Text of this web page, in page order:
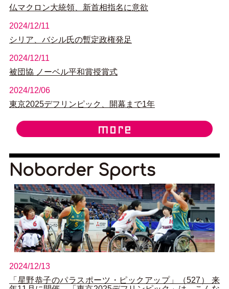
仏マクロン大統領、新首相指名に意欲
2024/12/11
シリア、バシル氏の暫定政権発足
2024/12/11
被団協 ノーベル平和賞授賞式
2024/12/06
東京2025デフリンピック、開幕まで1年
more
Noborder Sports
2024/12/13
「星野恭子のパラスポーツ・ピックアップ」（527） 来